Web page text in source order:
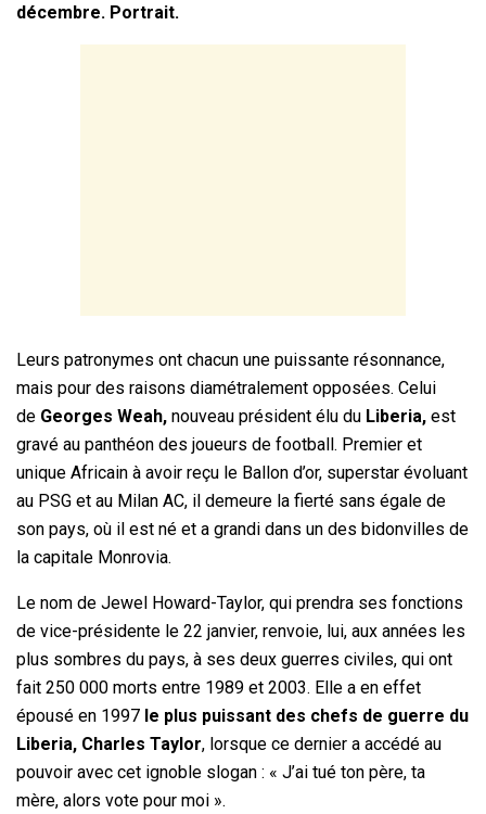
décembre. Portrait.
Leurs patronymes ont chacun une puissante résonnance,
mais pour des raisons diamétralement opposées. Celui
de Georges Weah, nouveau président élu du Liberia, est
gravé au panthéon des joueurs de football. Premier et
unique Africain à avoir reçu le Ballon d’or, superstar évoluant
au PSG et au Milan AC, il demeure la fierté sans égale de
son pays, où il est né et a grandi dans un des bidonvilles de
la capitale Monrovia.
Le nom de Jewel Howard-Taylor, qui prendra ses fonctions
de vice-présidente le 22 janvier, renvoie, lui, aux années les
plus sombres du pays, à ses deux guerres civiles, qui ont
fait 250 000 morts entre 1989 et 2003. Elle a en effet
épousé en 1997 le plus puissant des chefs de guerre du
Liberia, Charles Taylor, lorsque ce dernier a accédé au
pouvoir avec cet ignoble slogan : « J’ai tué ton père, ta
mère, alors vote pour moi ».